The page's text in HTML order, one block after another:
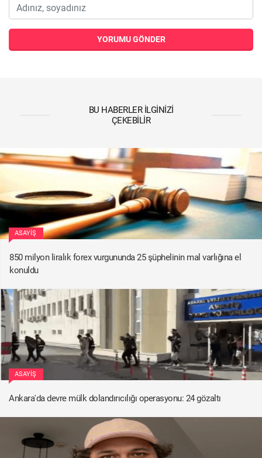
YORUMU GÖNDER
BU HABERLER İLGINIZI
ÇEKEBILIR
ASAYIŞ
850 milyon liralık forex vurgununda 25 şüphelinin mal varlığına el
konuldu
ASAYIŞ
Ankara'da devre mülk dolandırıcılığı operasyonu: 24 gözaltı